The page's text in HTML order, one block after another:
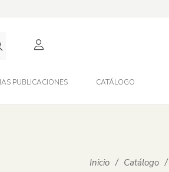
PUBLICACIONES CATÁLOGO
Inicio / Catálogo /